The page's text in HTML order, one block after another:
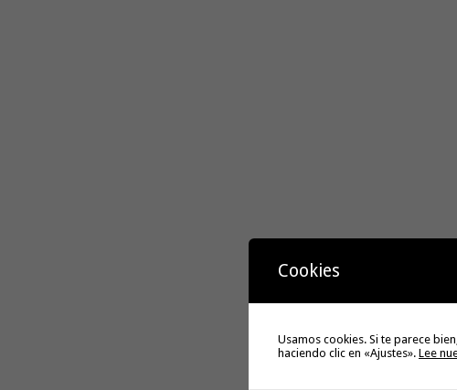
Cookies
Usamos cookies. Si te parece
haciendo clic en «Ajustes». Lee